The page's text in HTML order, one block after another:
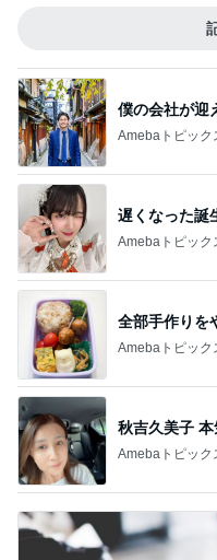
僕の会社が迎
Amebaトピック
遅くなった誕
Amebaトピック
全部手作りを
Amebaトピック
秋吉久美子
Amebaトピック